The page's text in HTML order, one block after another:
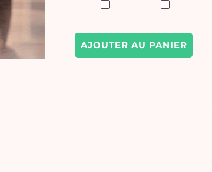
AJOUTER AU PANIER